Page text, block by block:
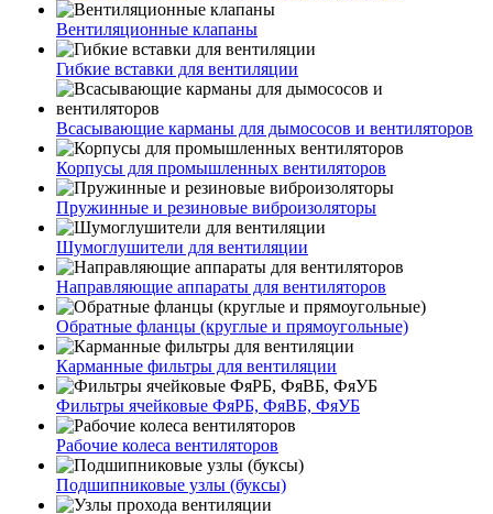
Вентиляционные клапаны
Гибкие вставки для вентиляции
Всасывающие карманы для дымососов и вентиляторов
Корпусы для промышленных вентиляторов
Пружинные и резиновые виброизоляторы
Шумоглушители для вентиляции
Направляющие аппараты для вентиляторов
Обратные фланцы (круглые и прямоугольные)
Карманные фильтры для вентиляции
Фильтры ячейковые ФяРБ, ФяВБ, ФяУБ
Рабочие колеса вентиляторов
Подшипниковые узлы (буксы)